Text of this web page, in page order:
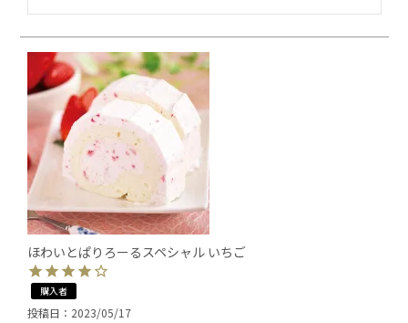
ほわいとぱりろーるスペシャル いちご
購入者
投稿日 2023/05/17